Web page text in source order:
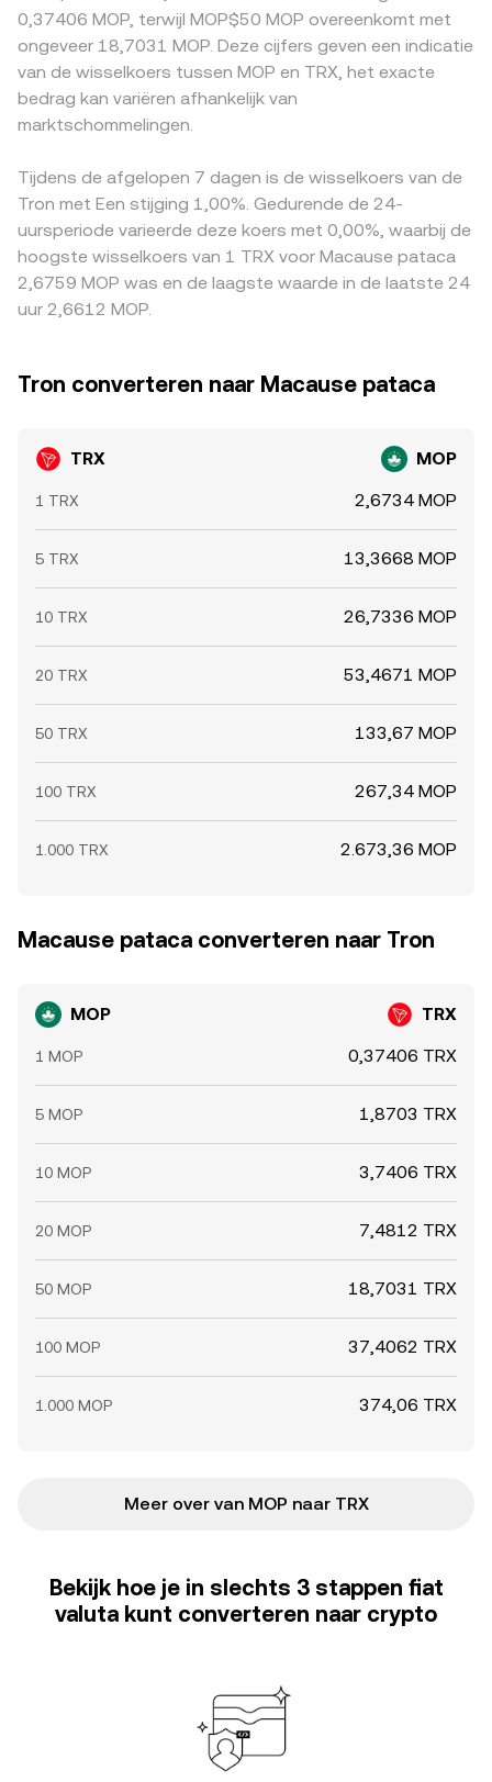
slotte zorgen technische marktdynamieken voor
kortetermijnvolatiliteit: financieringsrentes op TRX-
perpetuals, optie-expiraties, en grote on-chain of
beursstromen van ‘whales’ kunnen tijdelijke
onevenwichtigheden in vraag en aanbod creëren die
notering. Samen geven deze mechanismen — recente
transacties, orderboekdiepte, VWAP over venues en
AMM-prijsstelling — de beste benadering van de actuele
TRX/MOP conversion rate.
strengere fiat-onramps kunnen een premie of korting
vertonen. Daarnaast wordt TRX op veel plaatsen primair
tegen USDT geprijsd; als USDT lokaal tegen MOP tegen
een kleine premie of korting wordt verhandeld, werkt
deze ‘basis’ door in de afgeleide TRX/MOP-notering.
Arbitrageurs kopen waar TRX relatief goedkoop is en
toetrekt. Toch is arbitrage niet perfect: kosten,
opnamelimieten, vertragingen en regelgevende fricties
kunnen blijvende, zij het meestal beperkte, verschillen in
de TRX/MOP conversion rate veroorzaken.
0,37406 MOP, terwijl MOP$50 MOP overeenkomt met
ongeveer 18,7031 MOP. Deze cijfers geven een indicatie
van de wisselkoers tussen MOP en TRX, het exacte
bedrag kan variëren afhankelijk van
marktschommelingen.
Tijdens de afgelopen 7 dagen is de wisselkoers van de
Tron met Een stijging 1,00%. Gedurende de 24-
uursperiode varieerde deze koers met 0,00%, waarbij de
hoogste wisselkoers van 1 TRX voor Macause pataca
2,6759 MOP was en de laagste waarde in de laatste 24
uur 2,6612 MOP.
Tron converteren naar Macause pataca
TRX MOP
1 TRX 2,6734 MOP
5 TRX 13,3668 MOP
10 TRX 26,7336 MOP
20 TRX 53,4671 MOP
50 TRX 133,67 MOP
100 TRX 267,34 MOP
1.000 TRX 2.673,36 MOP
Macause pataca converteren naar Tron
MOP TRX
1 MOP 0,37406 TRX
5 MOP 1,8703 TRX
10 MOP 3,7406 TRX
20 MOP 7,4812 TRX
50 MOP 18,7031 TRX
100 MOP 37,4062 TRX
1.000 MOP 374,06 TRX
Meer over van MOP naar TRX
Bekijk hoe je in slechts 3 stappen fiat
valuta kunt converteren naar crypto